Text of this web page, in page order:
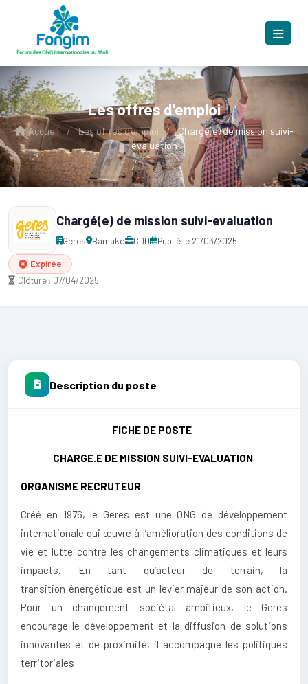
Les offres d'emploi
Accueil / Les offres d'emploi /
Chargé(e) de mission suivi-
evaluation
Chargé(e) de mission suivi-evaluation
Geres Bamako CDD Publié le 21/03/2025
Expirée
Clôture : 07/04/2025
Description du poste
FICHE DE POSTE
CHARGE.E DE MISSION SUIVI-EVALUATION
ORGANISME RECRUTEUR
Créé en 1976, le Geres est une ONG de développement
internationale qui œuvre à l’amélioration des conditions de
vie et lutte contre les changements climatiques et leurs
impacts. En tant qu’acteur de terrain, la
transition énergétique est un levier majeur de son action.
Pour un changement sociétal ambitieux, le Geres
encourage le développement et la diffusion de solutions
innovantes et de proximité, il accompagne les politiques
territoriales